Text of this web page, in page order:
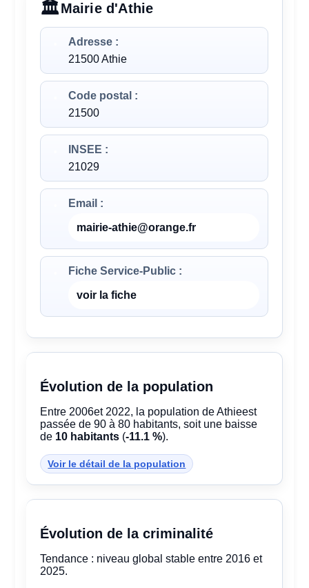
Mairie d'Athie
Adresse :
21500 Athie
Code postal :
21500
INSEE :
21029
Email :
mairie-athie@orange.fr
Fiche Service-Public :
voir la fiche
Évolution de la population
Entre 2006et 2022, la population de Athieest
passée de 90 à 80 habitants, soit une baisse
de 10 habitants (-11.1 %).
Voir le détail de la population
Évolution de la criminalité
Tendance : niveau global stable entre 2016 et
2025.